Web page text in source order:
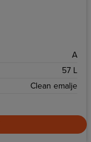
A
57 L
Clean emalje